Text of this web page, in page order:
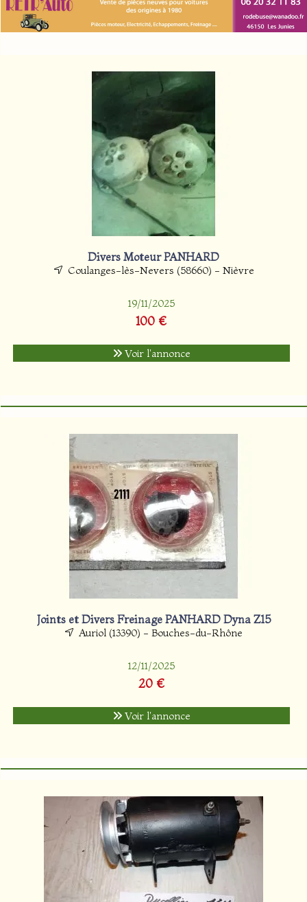
Divers Moteur PANHARD
Coulanges-lès-Nevers (58660) - Nièvre
19/11/2025
100 €
Voir l'annonce
Joints et Divers Freinage PANHARD Dyna Z15
Auriol (13390) - Bouches-du-Rhône
12/11/2025
20 €
Voir l'annonce